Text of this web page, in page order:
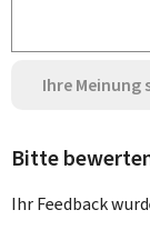
Ihre Meinung
Bitte
Ihr Feedback